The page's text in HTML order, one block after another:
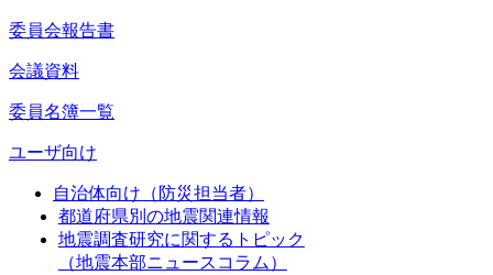
委員会報告書
会議資料
委員名簿一覧
ユーザ向け
自治体向け（防災担当者）
都道府県別の地震関連情報
地震調査研究に関するトピック
（地震本部ニュースコラム）